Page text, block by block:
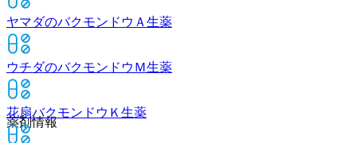
ヤマダのバクモンドウＡ 生薬
ウチダのバクモンドウＭ生薬
花扇バクモンドウＫ 生薬
薬剤情報